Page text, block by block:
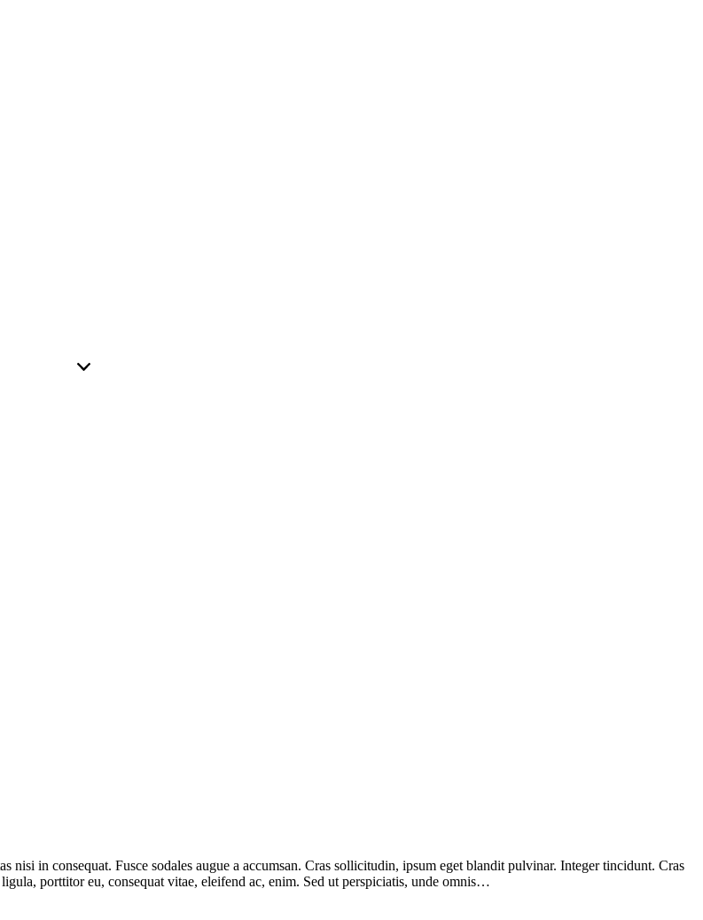
nisi in consequat. Fusce sodales augue a accumsan. Cras sollicitudin, ipsum eget blandit pulvinar. Integer tincidunt. Cras
porttitor eu, consequat vitae, eleifend ac, enim. Sed ut perspiciatis, unde omnis…